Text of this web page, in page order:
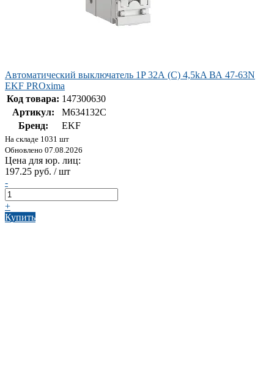
Автоматический выключатель 1P 32А (C) 4,5kA ВА 47-63N
EKF PROxima
Код товара: 147300630
Артикул:
M634132C
Бренд:
EKF
На складе 1031 шт
Обновлено 07.08.2026
Цена для юр. лиц:
197.25 руб. / шт
-
+
Купить